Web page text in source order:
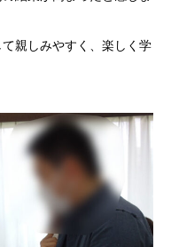
親しみやすく、楽しく学